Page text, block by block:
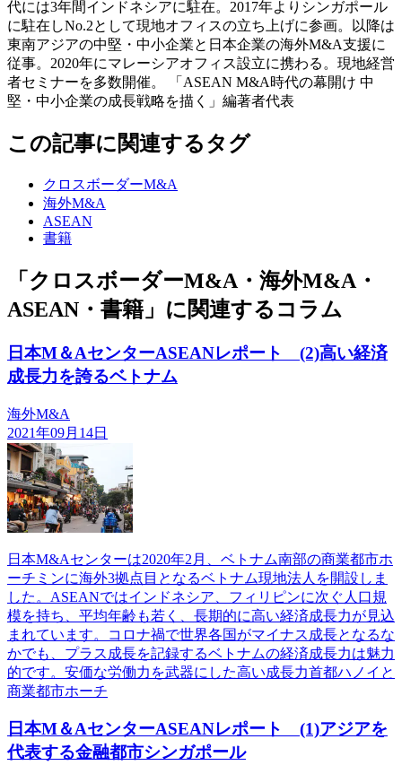
代には3年間インドネシアに駐在。2017年よりシンガポール
に駐在しNo.2として現地オフィスの立ち上げに参画。以降は
東南アジアの中堅・中小企業と日本企業の海外M&A支援に
従事。2020年にマレーシアオフィス設立に携わる。現地経営
者セミナーを多数開催。 「ASEAN M&A時代の幕開け 中
堅・中小企業の成長戦略を描く」編著者代表
この記事に関連するタグ
クロスボーダーM&A
海外M&A
ASEAN
書籍
「クロスボーダーM&A・海外M&A・
ASEAN・書籍」に関連するコラム
日本M＆AセンターASEANレポート (2)高い経済
成長力を誇るベトナム
海外M&A
2021年09月14日
日本M&Aセンターは2020年2月、ベトナム南部の商業都市ホ
ーチミンに海外3拠点目となるベトナム現地法人を開設しま
した。ASEANではインドネシア、フィリピンに次ぐ人口規
模を持ち、平均年齢も若く、長期的に高い経済成長力が見込
まれています。コロナ禍で世界各国がマイナス成長となるな
かでも、プラス成長を記録するベトナムの経済成長力は魅力
的です。安価な労働力を武器にした高い成長力首都ハノイと
商業都市ホーチ
日本M＆AセンターASEANレポート (1)アジアを
代表する金融都市シンガポール